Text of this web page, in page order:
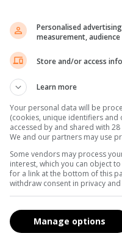
Personalised
measurement,
Store and/or access
Learn more
Your personal data will be
(cookies, unique identifiers
accessed by and shared with
We and our partners may use
Some vendors may process
interest, which you can object
for a link at the bottom of this
withdraw consent in privacy
Manage options